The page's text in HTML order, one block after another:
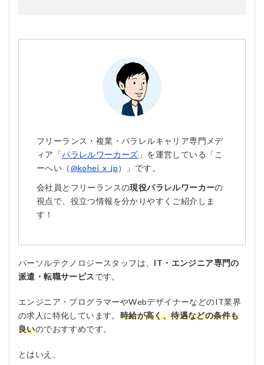
フリーランス・複業・パラレルキャリア専門メデ
ィア「パラレルワーカーズ 」を運営している「こ
ーへい（@kohei_x_jp）」です。
会社員とフリーランスの現役パラレルワーカーの
視点で、役立つ情報を分かりやすくご紹介しま
す！
パーソルテクノロジースタッフは、 IT・エンジニア専門の
派遣・転職サービスです。
エンジニア・プログラマーやWebデザイナーなどのIT業界
の求人に特化しています。 時給が高く、待遇などの条件も
良いのでおすすめです。
とはいえ、